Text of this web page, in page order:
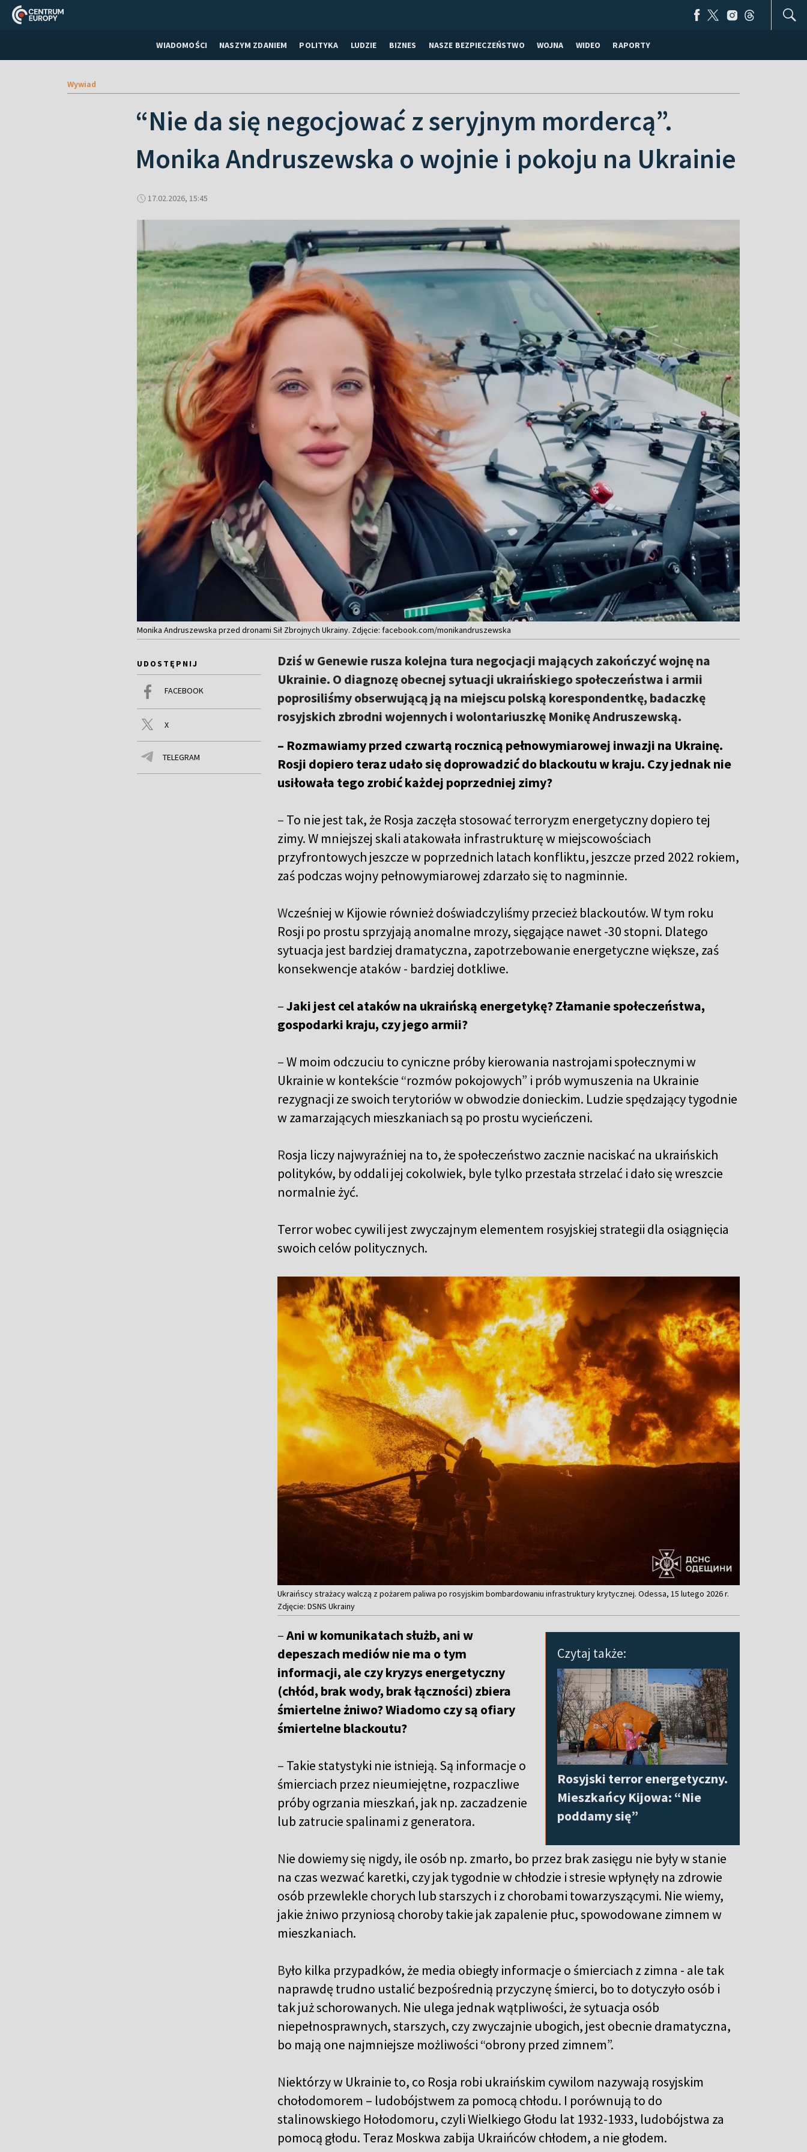
WIADOMOŚCI NASZYM ZDANIEM POLITYKA LUDZIE BIZNES NASZE BEZPIECZEŃSTWO WOJNA WIDEO RAPORTY
Wywiad
“Nie da się negocjować z seryjnym mordercą”.
Monika Andruszewska o wojnie i pokoju na Ukrainie
17.02.2026, 15:45
Monika Andruszewska przed dronami Sił Zbrojnych Ukrainy. Zdjęcie: facebook.com/monikandruszewska
UDOSTĘPNIJ
FACEBOOK
X
TELEGRAM
Dziś w Genewie rusza kolejna tura negocjacji mających zakończyć wojnę na
Ukrainie. O diagnozę obecnej sytuacji ukraińskiego społeczeństwa i armii
poprosiliśmy obserwującą ją na miejscu polską korespondentkę, badaczkę
rosyjskich zbrodni wojennych i wolontariuszkę Monikę Andruszewską.
– Rozmawiamy przed czwartą rocznicą pełnowymiarowej inwazji na Ukrainę.
Rosji dopiero teraz udało się doprowadzić do blackoutu w kraju. Czy jednak nie
usiłowała tego zrobić każdej poprzedniej zimy?
– To nie jest tak, że Rosja zaczęła stosować terroryzm energetyczny dopiero tej
zimy. W mniejszej skali atakowała infrastrukturę w miejscowościach
przyfrontowych jeszcze w poprzednich latach konfliktu, jeszcze przed 2022 rokiem,
zaś podczas wojny pełnowymiarowej zdarzało się to nagminnie.
Wcześniej w Kijowie również doświadczyliśmy przecież blackoutów. W tym roku
Rosji po prostu sprzyjają anomalne mrozy, sięgające nawet -30 stopni. Dlatego
sytuacja jest bardziej dramatyczna, zapotrzebowanie energetyczne większe, zaś
konsekwencje ataków - bardziej dotkliwe.
–Jaki jest cel ataków na ukraińską energetykę? Złamanie społeczeństwa,
gospodarki kraju, czy jego armii?
–W moim odczuciu to cyniczne próby kierowania nastrojami społecznymi w
Ukrainie w kontekście “rozmów pokojowych” i prób wymuszenia na Ukrainie
rezygnacji ze swoich terytoriów w obwodzie donieckim. Ludzie spędzający tygodnie
w zamarzających mieszkaniach są po prostu wycieńczeni.
Rosja liczy najwyraźniej na to, że społeczeństwo zacznie naciskać na ukraińskich
polityków, by oddali jej cokolwiek, byle tylko przestała strzelać i dało się wreszcie
normalnie żyć.
Terror wobec cywili jest zwyczajnym elementem rosyjskiej strategii dla osiągnięcia
swoich celów politycznych.
Ukraińscy strażacy walczą z pożarem paliwa po rosyjskim bombardowaniu infrastruktury krytycznej. Odessa, 15 lutego 2026 r.
Zdjęcie: DSNS Ukrainy
Czytaj także:
Rosyjski terror energetyczny.
Mieszkańcy Kijowa: “Nie
poddamy się”
–Ani w komunikatach służb, ani w
depeszach mediów nie ma o tym
informacji, ale czy kryzys energetyczny
(chłód, brak wody, brak łączności) zbiera
śmiertelne żniwo? Wiadomo czy są ofiary
śmiertelne blackoutu?
– Takie statystyki nie istnieją. Są informacje o
śmierciach przez nieumiejętne, rozpaczliwe
próby ogrzania mieszkań, jak np. zaczadzenie
lub zatrucie spalinami z generatora.
Nie dowiemy się nigdy, ile osób np. zmarło, bo przez brak zasięgu nie były w stanie
na czas wezwać karetki, czy jak tygodnie w chłodzie i stresie wpłynęły na zdrowie
osób przewlekle chorych lub starszych i z chorobami towarzyszącymi. Nie wiemy,
jakie żniwo przyniosą choroby takie jak zapalenie płuc, spowodowane zimnem w
mieszkaniach.
Było kilka przypadków, że media obiegły informacje o śmierciach z zimna - ale tak
naprawdę trudno ustalić bezpośrednią przyczynę śmierci, bo to dotyczyło osób i
tak już schorowanych. Nie ulega jednak wątpliwości, że sytuacja osób
niepełnosprawnych, starszych, czy zwyczajnie ubogich, jest obecnie dramatyczna,
bo mają one najmniejsze możliwości “obrony przed zimnem”.
Niektórzy w Ukrainie to, co Rosja robi ukraińskim cywilom nazywają rosyjskim
chołodomorem – ludobójstwem za pomocą chłodu. I porównują to do
stalinowskiego Hołodomoru, czyli Wielkiego Głodu lat 1932-1933, ludobójstwa za
pomocą głodu. Teraz Moskwa zabija Ukraińców chłodem, a nie głodem.